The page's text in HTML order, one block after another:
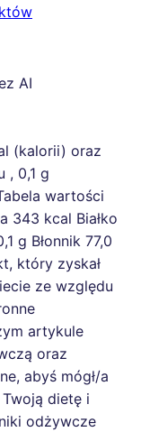
AI
(kalorii) oraz
, 0,1 g
wartości
343 kcal Białko
g Błonnik 77,0
który zyskał
ze względu
artykule
oraz
abyś mógł/a
dietę i
odżywcze